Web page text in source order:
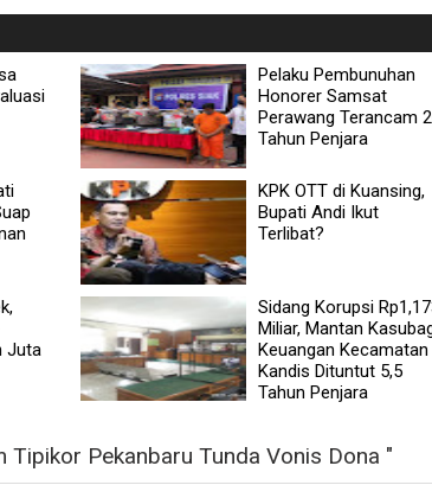
Pelaku Pembunuhan
Honorer Samsat
Perawang Terancam
Tahun Penjara
KPK OTT di Kuansing,
Bupati Andi Ikut
Terlibat?
Juta
Sidang Korupsi
Miliar, Mantan
Keuangan Kecamatan
Kandis Dituntut 5,5
Tahun Penjara
Tipikor Pekanbaru Tunda Vonis Dona "